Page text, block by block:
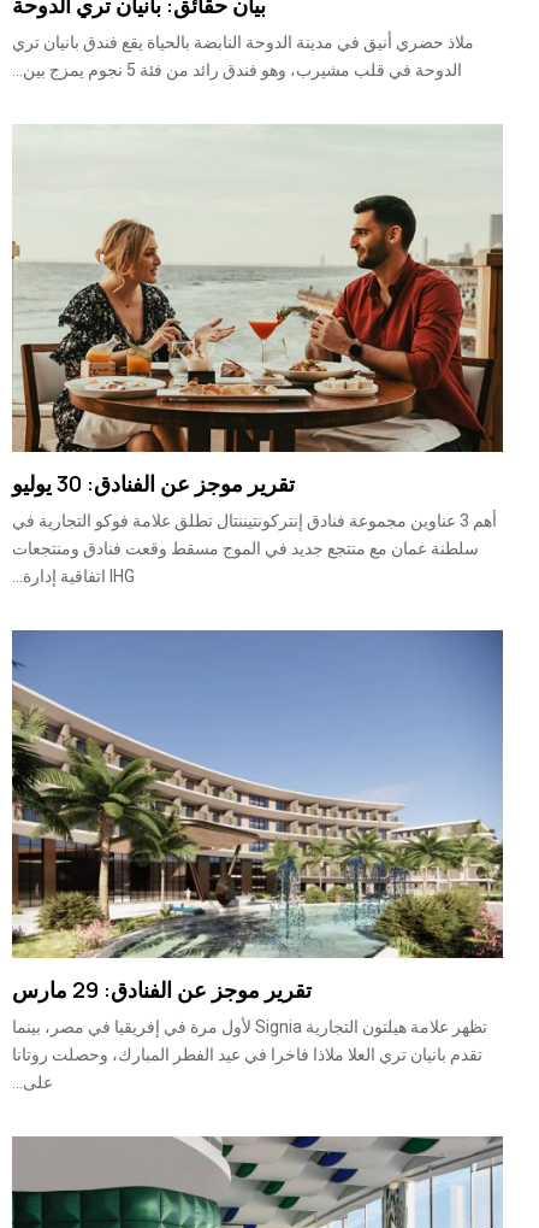
ملاذ حضري أنيق في مدينة الدوحة النابضة بالحياة يقع فندق بانيان تري
الدوحة في قلب مشيرب، وهو فندق رائد من فئة 5 نجوم يمزج بين...
تقرير موجز عن الفنادق: 30 يوليو
أهم 3 عناوين مجموعة فنادق إنتركونتيننتال تطلق علامة فوكو التجارية في
سلطنة عمان مع منتجع جديد في الموج مسقط وقعت فنادق ومنتجعات
IHG اتفاقية إدارة...
تقرير موجز عن الفنادق: 29 مارس
تظهر علامة هيلتون التجارية Signia لأول مرة في إفريقيا في مصر، بينما
تقدم بانيان تري العلا ملاذا فاخرا في عيد الفطر المبارك، وحصلت روتانا
على...